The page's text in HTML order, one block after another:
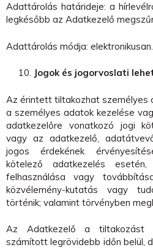
Adattárolás határideje: a
legkésőbb az Adatkezelő
Adattárolás módja: elektronikusan.
Jogok és jogorvoslati
Az érintett tiltakozhat személyes
a személyes adatok kezelése
adatkezelőre vonatkozó jogi
vagy az adatkezelő,
jogos érdekének
kötelező adatkezelés
felhasználása vagy
közvélemény-kutatás vagy
történik; valamint törvényben
Az Adatkezelő a tiltakozást
számított legrövidebb időn belül,